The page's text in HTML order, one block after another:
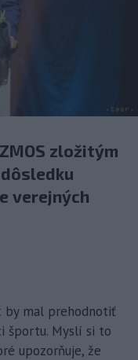
zložitým
verejných
by mal prehodnotiť
športu. Myslí si to
upozorňuje, že